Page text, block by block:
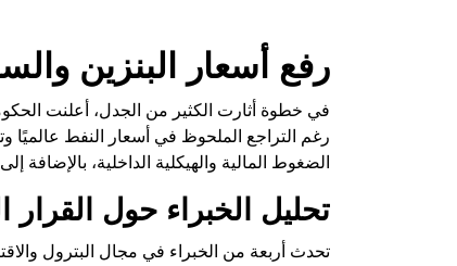
رفع أسعار البنزين
في خطوة أثارت الكثير من الجدل، أعلنت
رغم التراجع الملحوظ في أسعار النفط
الضغوط المالية والهيكلية الداخلية، بالإضافة
تحليل الخبراء حول القرار
تحدث أربعة من الخبراء في مجال البترول